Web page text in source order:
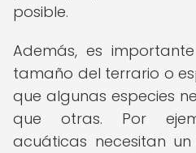
posible.
Además, es
tamaño del terrario o
que algunas especies
que otras. Por
acuáticas necesitan